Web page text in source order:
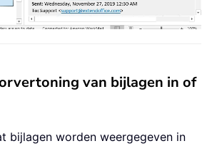
van bijlagen in of
bijlagen worden weergegeven in